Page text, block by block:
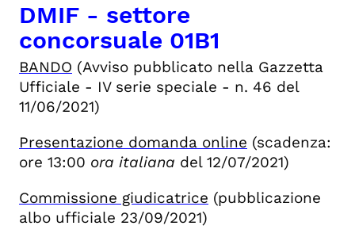
DMIF - settore
concorsuale 01B1
BANDO (Avviso pubblicato nella Gazzetta
Ufficiale - IV serie speciale - n. 46 del
11/06/2021)
Presentazione domanda online (scadenza:
ore 13:00 ora italiana del 12/07/2021)
Commissione giudicatrice (pubblicazione
albo ufficiale 23/09/2021)